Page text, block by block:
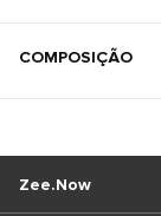
COMPOSIÇÃO
Zee.Now